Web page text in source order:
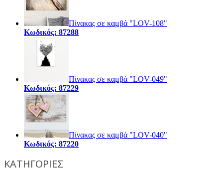
Πίνακας σε καμβά "LOV-108"
Κωδικός: 87288
Πίνακας σε καμβά "LOV-049"
Κωδικός: 87229
Πίνακας σε καμβά "LOV-040"
Κωδικός: 87220
ΚΑΤΗΓΟΡΙΕΣ